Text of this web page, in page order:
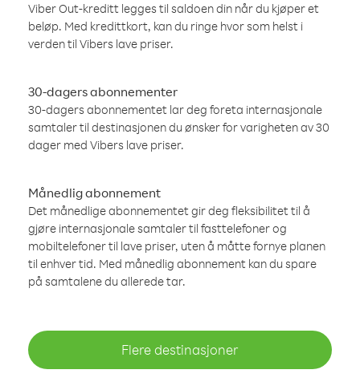
Viber Out-kreditt legges til saldoen din når du kjøper et
beløp. Med kredittkort, kan du ringe hvor som helst i
verden til Vibers lave priser.
30-dagers abonnementer
30-dagers abonnementet lar deg foreta internasjonale
samtaler til destinasjonen du ønsker for varigheten av 30
dager med Vibers lave priser.
Månedlig abonnement
Det månedlige abonnementet gir deg fleksibilitet til å
gjøre internasjonale samtaler til fasttelefoner og
mobiltelefoner til lave priser, uten å måtte fornye planen
til enhver tid. Med månedlig abonnement kan du spare
på samtalene du allerede tar.
Flere destinasjoner